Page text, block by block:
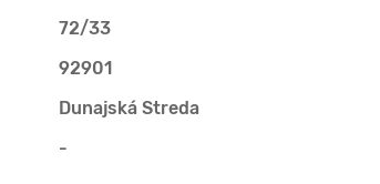
72/33
92901
Dunajská Streda
-